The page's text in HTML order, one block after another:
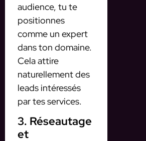
audience, tu te
positionnes
comme un expert
dans ton domaine.
Cela attire
naturellement des
leads intéressés
par tes services.
3. Réseautage
et